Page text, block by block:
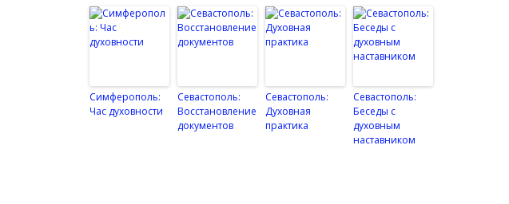
Симферополь:
Час духовности
Севастополь:
Восстановление
документов
Севастополь:
Духовная
практика
Севастополь:
Беседы с
духовным
наставником